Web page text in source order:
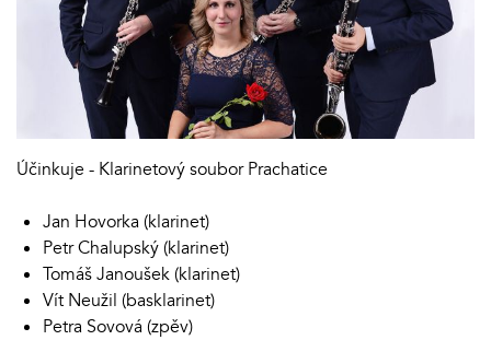
Účinkuje - Klarinetový soubor Prachatice
Jan Hovorka (klarinet)
Petr Chalupský (klarinet)
Tomáš Janoušek (klarinet)
Vít Neužil (basklarinet)
Petra Sovová (zpěv)